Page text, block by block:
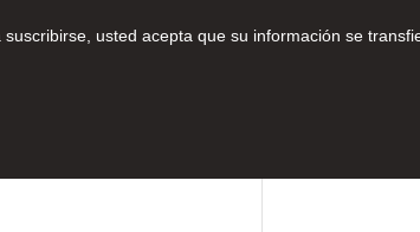
usted acepta que su información se